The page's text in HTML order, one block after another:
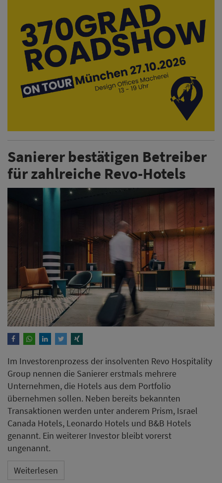
Sanierer bestätigen Betreiber
für zahlreiche Revo-Hotels
Im Investorenprozess der insolventen Revo Hospitality
Group nennen die Sanierer erstmals mehrere
Unternehmen, die Hotels aus dem Portfolio
übernehmen sollen. Neben bereits bekannten
Transaktionen werden unter anderem Prism, Israel
Canada Hotels, Leonardo Hotels und B&B Hotels
genannt. Ein weiterer Investor bleibt vorerst
ungenannt.
Weiterlesen